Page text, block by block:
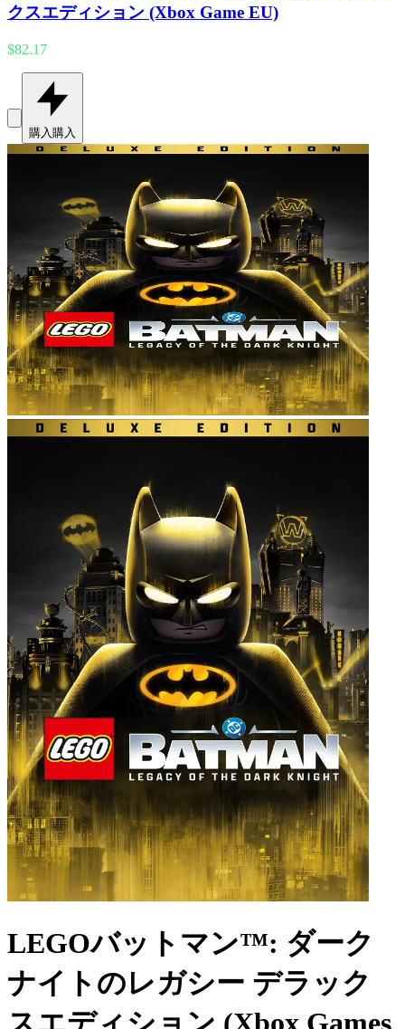
クスエディション (Xbox Game EU)
$82.17
購入購入
LEGOバットマン™: ダーク
ナイトのレガシー デラック